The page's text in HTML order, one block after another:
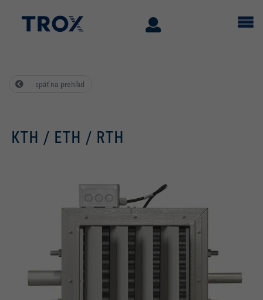
späť na prehľad
KTH / ETH / RTH